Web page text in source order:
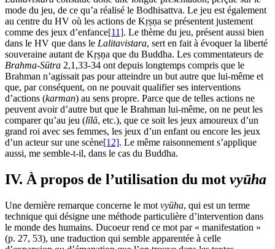
mode du jeu, de ce qu’a réalisé le Bodhisattva. Le jeu est également
au centre du HV où les actions de Kṛṣṇa se présentent justement
comme des jeux d’enfance[11]. Le thème du jeu, présent aussi bien
dans le HV que dans le Lalitavistara, sert en fait à évoquer la liberté
souveraine autant de Kṛṣṇa que du Buddha. Les commentateurs de
Brahma-Sūtra 2,1,33-34 ont depuis longtemps compris que le
Brahman n’agissait pas pour atteindre un but autre que lui-même et
que, par conséquent, on ne pouvait qualifier ses interventions
d’actions (karman) au sens propre. Parce que de telles actions ne
peuvent avoir d’autre but que le Brahman lui-même, on ne peut les
comparer qu’au jeu (līlā, etc.), que ce soit les jeux amoureux d’un
grand roi avec ses femmes, les jeux d’un enfant ou encore les jeux
d’un acteur sur une scène[12]. Le même raisonnement s’applique
aussi, me semble-t-il, dans le cas du Buddha.
IV. À propos de l’utilisation du mot vyūha
Une dernière remarque concerne le mot vyūha, qui est un terme
technique qui désigne une méthode particulière d’intervention dans
le monde des humains. Ducoeur rend ce mot par « manifestation »
(p. 27, 53), une traduction qui semble apparentée à celle